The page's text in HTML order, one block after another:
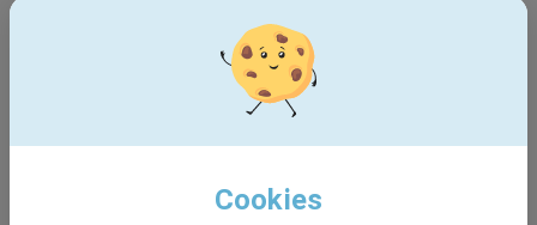
Ein weiterer Dienstleistungsbereich ist das
Vergabemanagement. Wir betreuen und begleiten
Analyse der Aufgabenstellung bis hin zur Auftragserteilung
unterstützen wir die Durchführung des Verfahrens.
Cookies